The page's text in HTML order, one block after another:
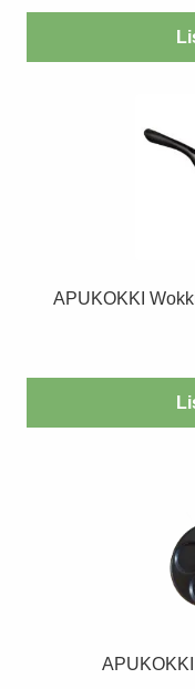
APUKOKKI